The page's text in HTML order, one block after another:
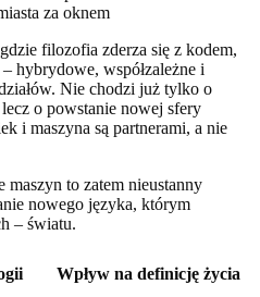
filozofia zderza się z kodem,
hybrydowe, współzależne i
Nie chodzi już tylko o
o powstanie nowej sfery
i maszyna są partnerami, a nie
maszyn to zatem nieustanny
nowego języka, którym
– światu.
Wpływ na definicję życia